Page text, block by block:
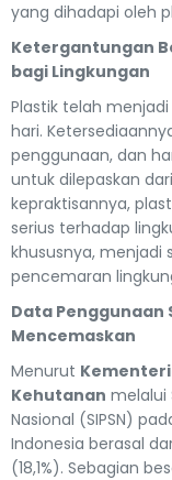
yang dihadapi oleh
Ketergantungan
bagi Lingkungan
Plastik telah
hari.
penggunaan, dan
untuk dilepaskan
kepraktisannya,
serius terhadap
khususnya, menjadi
pencemaran
Data Penggunaan
Mencemaskan
Menurut
Kehutanan melalui
Nasional (SIPSN)
Indonesia berasal
(18,1%). Sebagian